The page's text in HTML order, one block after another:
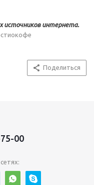
источников интернета.
Поделиться
00